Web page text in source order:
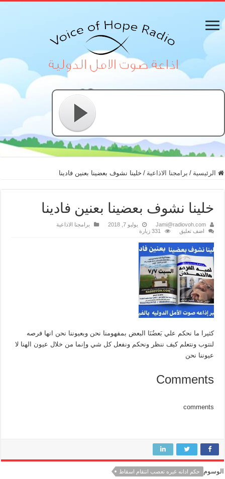
الرئيسية / برامجنا الاذاعية / خلينا نشوف بعضينا بعنين فادينا
خلينا نشوف بعضينا بعنين فادينا
Jami@radiovoh.com يوليو 7, 2018
برامجنا الاذاعية
اضف تعليق
331 زيارة
كثيرا ما نحكم علي بَعضُنَا البعض بمفهومنا نحن وبعيوننا نحن انها فرصه
لنتوب ونتعلم كيف ننظر ونحكم ونفعل كل شي وإنما من خلال عيون الهنا لا
عيوننا نحن
Comments
comments
الوسوم حكم ادانه غيره تعصب انتقام اسقاط